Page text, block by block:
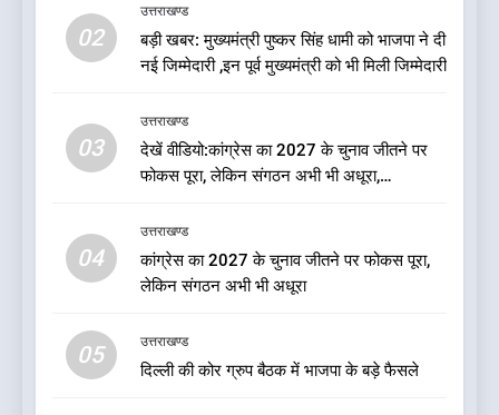
02
उत्तराखण्ड
बड़ी खबर: मुख्यमंत्री पुष्कर सिंह धामी को भाजपा ने दी
नई जिम्मेदारी ,इन पूर्व मुख्यमंत्री को भी मिली जिम्मेदारी
03
उत्तराखण्ड
देखें वीडियो:कांग्रेस का 2027 के चुनाव जीतने पर
फोकस पूरा, लेकिन संगठन अभी भी अधूरा,
04
उत्तराखण्ड
कांग्रेस का 2027 के चुनाव जीतने पर फोकस पूरा,
लेकिन संगठन अभी भी अधूरा
05
उत्तराखण्ड
दिल्ली की कोर ग्रुप बैठक में भाजपा के बड़े फैसले
7
जखोली:त्यूँखर गांव के खेतों में दिखे दो
उत्तराखण्ड
लिए एडवोकेट ललित मोहन जोशी को
मिला ‘घन्ना भाई सम्मान-2026
उत्तराखण्ड
1
बड़ी खबर:आखिरकार आ ही गया